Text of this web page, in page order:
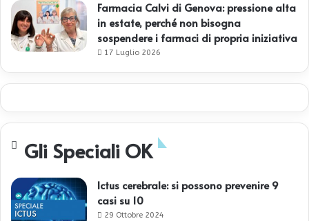
Farmacia Calvi di Genova: pressione alta
in estate, perché non bisogna
sospendere i farmaci di propria iniziativa
17 Luglio 2026
Gli Speciali OK
Ictus cerebrale: si possono prevenire 9
casi su 10
29 Ottobre 2024